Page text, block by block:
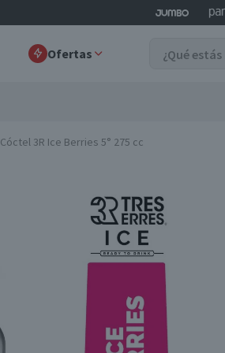
Ofertas
Cóctel 3R Ice Berries 5° 275 cc